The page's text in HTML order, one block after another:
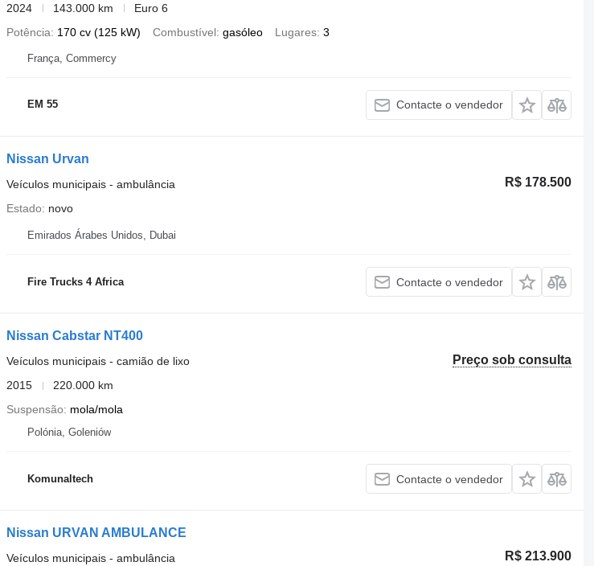
2024
143.000 km
Euro 6
Potência
170 cv (125 kW) Combustível gasóleo Lugares 3
França, Commercy
EM 55 Contacte o vendedor
Nissan Urvan
R$ 178.500
Veículos municipais - ambulância
Estado
novo
Emirados Árabes Unidos, Dubai
Fire Trucks 4 Africa Contacte o vendedor
Nissan Cabstar NT400
Preço sob consulta
Veículos municipais - camião de lixo
2015
220.000 km
Suspensão
mola/mola
Polónia, Goleniów
Komunaltech Contacte o vendedor
Nissan URVAN AMBULANCE
R$ 213.900
Veículos municipais - ambulância